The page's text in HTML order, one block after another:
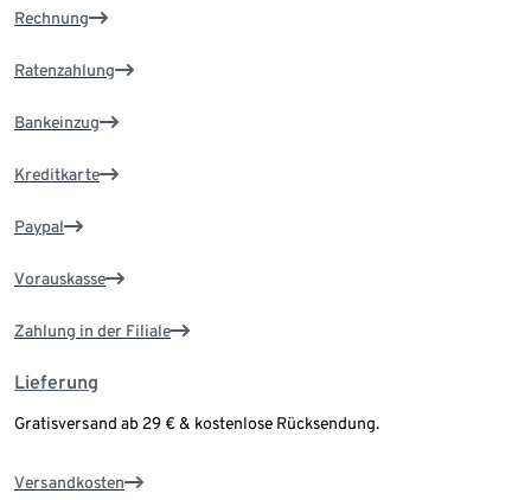
Rechnung
Ratenzahlung
Bankeinzug
Kreditkarte
Paypal
Vorauskasse
Zahlung in der Filiale
Lieferung
Gratisversand ab 29 € & kostenlose Rücksendung.
Versandkosten